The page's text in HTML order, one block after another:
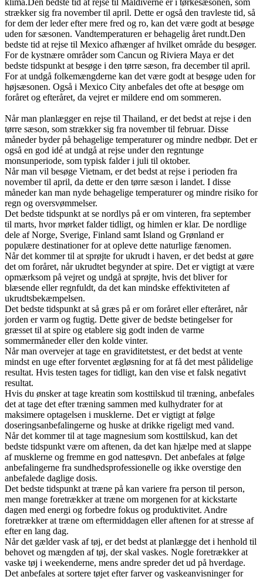
strækker sig fra november til april. Dette er også den travleste tid, så
for dem der leder efter mere fred og ro, kan det være godt at besøge
uden for sæsonen. Vandtemperaturen er behagelig året rundt.Den
bedste tid at rejse til Mexico afhænger af hvilket område du besøger.
For de kystnære områder som Cancun og Riviera Maya er det
bedste tidspunkt at besøge i den tørre sæson, fra december til april.
For at undgå folkemængderne kan det være godt at besøge uden for
højsæsonen. Også i Mexico City anbefales det ofte at besøge om
foråret og efteråret, da vejret er mildere end om sommeren.
Når man planlægger en rejse til Thailand, er det bedst at rejse i den
tørre sæson, som strækker sig fra november til februar. Disse
måneder byder på behagelige temperaturer og mindre nedbør. Det er
også en god idé at undgå at rejse under den regntunge
monsunperiode, som typisk falder i juli til oktober.
Når man vil besøge Vietnam, er det bedst at rejse i perioden fra
november til april, da dette er den tørre sæson i landet. I disse
måneder kan man nyde behagelige temperaturer og mindre risiko for
regn og oversvømmelser.
Det bedste tidspunkt at se nordlys på er om vinteren, fra september
til marts, hvor mørket falder tidligt, og himlen er klar. De nordlige
dele af Norge, Sverige, Finland samt Island og Grønland er
populære destinationer for at opleve dette naturlige fænomen.
Når det kommer til at sprøjte for ukrudt i haven, er det bedst at gøre
det om foråret, når ukrudtet begynder at spire. Det er vigtigt at være
opmærksom på vejret og undgå at sprøjte, hvis det bliver for
blæsende eller regnfuldt, da det kan mindske effektiviteten af
ukrudtsbekæmpelsen.
Det bedste tidspunkt at så græs på er om foråret eller efteråret, når
jorden er varm og fugtig. Dette giver de bedste betingelser for
græsset til at spire og etablere sig godt inden de varme
sommermåneder eller den kolde vinter.
Når man overvejer at tage en graviditetstest, er det bedst at vente
mindst en uge efter forventet ægløsning for at få det mest pålidelige
resultat. Hvis testen tages for tidligt, kan den vise et falsk negativt
resultat.
Hvis du ønsker at tage kreatin som kosttilskud til træning, anbefales
det at tage det efter træning sammen med kulhydrater for at
maksimere optagelsen i musklerne. Det er vigtigt at følge
doseringsanbefalingerne og huske at drikke rigeligt med vand.
Når det kommer til at tage magnesium som kosttilskud, kan det
bedste tidspunkt være om aftenen, da det kan hjælpe med at slappe
af musklerne og fremme en god nattesøvn. Det anbefales at følge
anbefalingerne fra sundhedsprofessionelle og ikke overstige den
anbefalede daglige dosis.
Det bedste tidspunkt at træne på kan variere fra person til person,
men mange foretrækker at træne om morgenen for at kickstarte
dagen med energi og forbedre fokus og produktivitet. Andre
foretrækker at træne om eftermiddagen eller aftenen for at stresse af
efter en lang dag.
Når det gælder vask af tøj, er det bedst at planlægge det i henhold til
behovet og mængden af tøj, der skal vaskes. Nogle foretrækker at
vaske tøj i weekenderne, mens andre spreder det ud på hverdage.
Det anbefales at sortere tøjet efter farver og vaskeanvisninger for